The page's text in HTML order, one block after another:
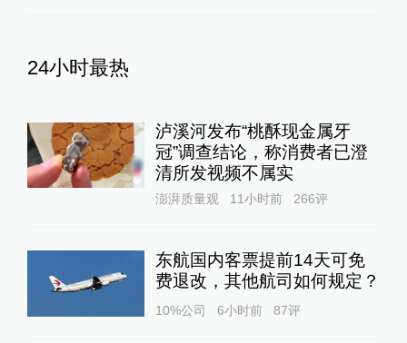
24小时最热
泸溪河发布“桃酥现金属牙
冠”调查结论，称消费者已澄
清所发视频不属实
澎湃质量观 11小时前 266评
东航国内客票提前14天可免
费退改，其他航司如何规定？
10%公司 6小时前 87评